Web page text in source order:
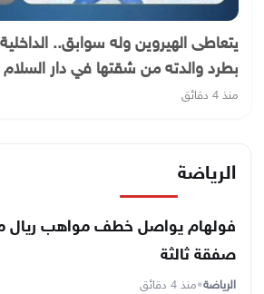
يتعاطى الهيروين وله سوابق..
بطرد والدته من شقتها في دار السلام
منذ 4 دقائق
الرياضة
فولهام يواصل خطف مواهب ريال
صفقة ثالثة
الرياضة•منذ 4 دقائق